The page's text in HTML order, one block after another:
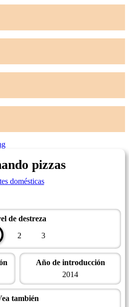
pizzas
domésticas
de destreza
2 3
Año de introducción
2014
también